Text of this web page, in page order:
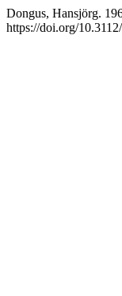
Dongus, Hansjörg.
https://doi.org/